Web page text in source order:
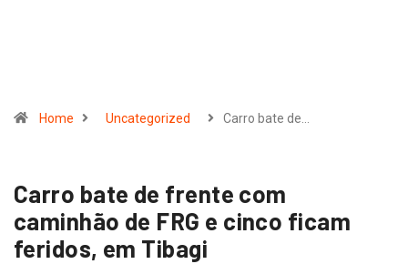
Home Uncategorized Carro bate de…
Carro bate de frente com
caminhão de FRG e cinco ficam
feridos, em Tibagi